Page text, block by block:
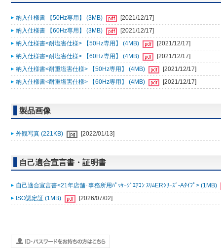
納入仕様書 【50Hz専用】 (3MB)
[2021/12/17]
納入仕様書 【60Hz専用】 (3MB)
[2021/12/17]
納入仕様書<耐塩害仕様> 【50Hz専用】 (4MB)
[2021/12/17]
納入仕様書<耐塩害仕様> 【60Hz専用】 (4MB)
[2021/12/17]
納入仕様書<耐重塩害仕様> 【50Hz専用】 (4MB)
[2021/12/17]
納入仕様書<耐重塩害仕様> 【60Hz専用】 (4MB)
[2021/12/17]
製品画像
外観写真 (221KB) [2022/01/13]
自己適合宣言書・証明書
自己適合宣言書<21年店舗･事務所用ﾊﾟｯｹｰｼﾞｴｱｺﾝ ｽﾘﾑERｼﾘｰｽﾞ-Aﾀｲﾌﾟ> (1MB)
ISO認定証 (1MB)
[2026/07/02]